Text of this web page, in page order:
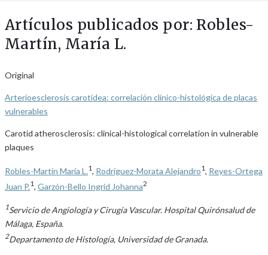
Artículos publicados por: Robles-
Martín, María L.
Original
Arterioesclerosis carotídea: correlación clínico-histológica de placas
vulnerables
Carotid atherosclerosis: clinical-histological correlation in vulnerable
plaques
Robles-Martín María L.1, Rodríguez-Morata Alejandro1, Reyes-Ortega
Juan P. 1 Garzón-Bello Ingrid Johanna2
1Servicio de Angiología y Cirugía Vascular. Hospital Quirónsalud de
Málaga, España.
2Departamento de Histología, Universidad de Granada.